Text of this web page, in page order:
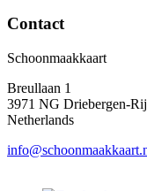
Contact
Schoonmaakkaart
Breullaan 1
3971 NG Driebergen-
Netherlands